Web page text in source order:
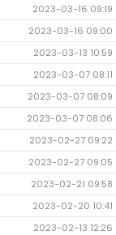
2023-03-16 09:19
2023-03-16 09:00
2023-03-13 10:59
2023-03-07 08:11
2023-03-07 08:09
2023-03-07 08:06
2023-02-27 09:22
2023-02-27 09:05
2023-02-21 09:58
2023-02-20 10:41
2023-02-13 12:26